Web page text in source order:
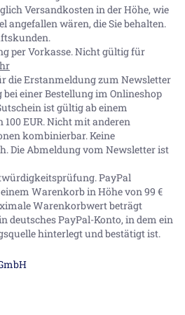
Versandkosten in der Höhe, wie
angefallen wären, die Sie behalten.
per Vorkasse. Nicht gültig für
die Erstanmeldung zum Newsletter
einer Bestellung im Onlineshop
ist gültig ab einem
EUR. Nicht mit anderen
kombinierbar. Keine
Die Abmeldung vom Newsletter ist
PayPal
Warenkorb in Höhe von99 €
Warenkorbwert beträgt
deutsches PayPal-Konto, in dem ein
hinterlegt und bestätigt ist.